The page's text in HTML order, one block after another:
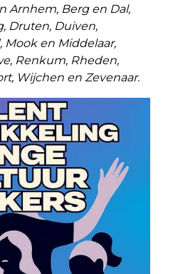
Arnhem, Berg en Dal,
Druten, Duiven,
Mook en Middelaar,
Renkum, Rheden,
Wijchen en Zevenaar.